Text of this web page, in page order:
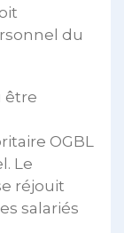
du
être
OGBL
Le
réjouit
salariés